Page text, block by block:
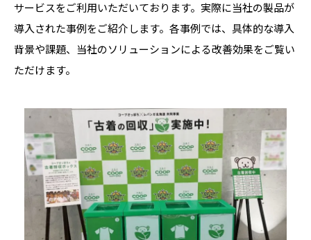
サービスをご利用いただいております。実際に当社の製品が
導入された事例をご紹介します。各事例では、具体的な導入
背景や課題、当社のソリューションによる改善効果をご覧い
ただけます。